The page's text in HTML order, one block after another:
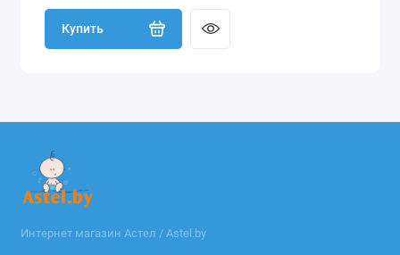
Купить
Интернет магазин Астел / Astel.by